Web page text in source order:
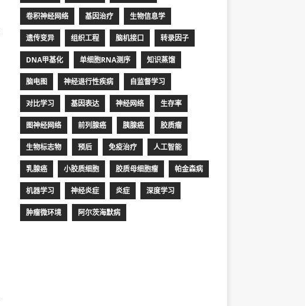
卷积神经网络 基因治疗 生物信息学
遗传变异 组织工程 脑机接口 转录因子
DNA甲基化 单细胞RNA测序 知识蒸馏
脑电图 神经退行性疾病 自监督学习
对比学习 基因表达 神经网络 生存率
图神经网络 前列腺癌 胰腺癌 胶质瘤
生物标志物 预后 免疫治疗 人工智能
乳腺癌 小胶质细胞 胶质母细胞瘤 帕金森病
机器学习 神经炎症 炎症 深度学习
肿瘤微环境 阿尔茨海默病